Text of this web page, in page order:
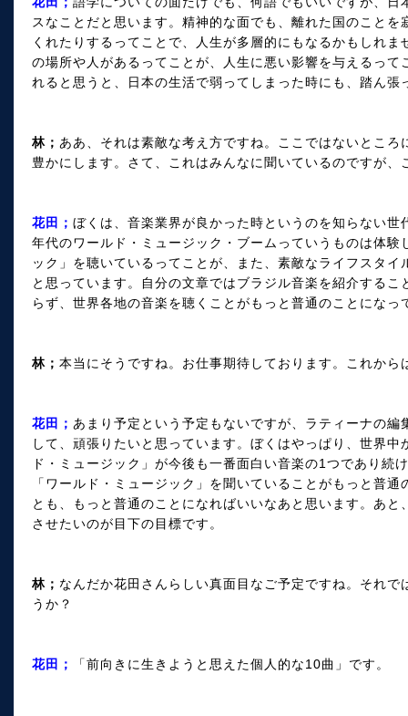
スなことだと思います。精神的な面でも、離れた国のこと
くれたりするってことで、人生が多層的にもなるかもしれ
の場所や人があるってことが、人生に悪い影響を与えるっ
れると思うと、日本の生活で弱ってしまった時にも、踏ん
林； ああ、それは素敵な考え方ですね。ここではないとこ
豊かにします。さて、これはみんなに聞いているのですが
花田； ぼくは、音楽業界が良かった時というのを知らない
年代のワールド・ミュージック・ブームっていうものは体
ック」を聴いているってことが、また、素敵なライフスタ
と思っています。自分の文章ではブラジル音楽を紹介する
らず、世界各地の音楽を聴くことがもっと普通のことになっ
林； 本当にそうですね。お仕事期待しております。これか
花田； あまり予定という予定もないですが、ラティーナの
して、頑張りたいと思っています。ぼくはやっぱり、世界
ド・ミュージック」が今後も一番面白い音楽の1つであり続
「ワールド・ミュージック」を聞いていることがもっと普
とも、もっと普通のことになればいいなあと思います。あ
させたいのが目下の目標です。
林； なんだか花田さんらしい真面目なご予定ですね。それ
うか？
花田； 「前向きに生きようと思えた個人的な10曲」です。